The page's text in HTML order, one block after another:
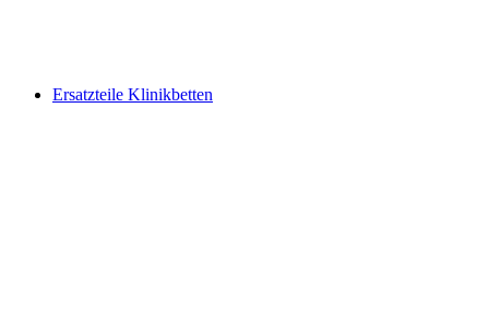
Ersatzteile Klinikbetten